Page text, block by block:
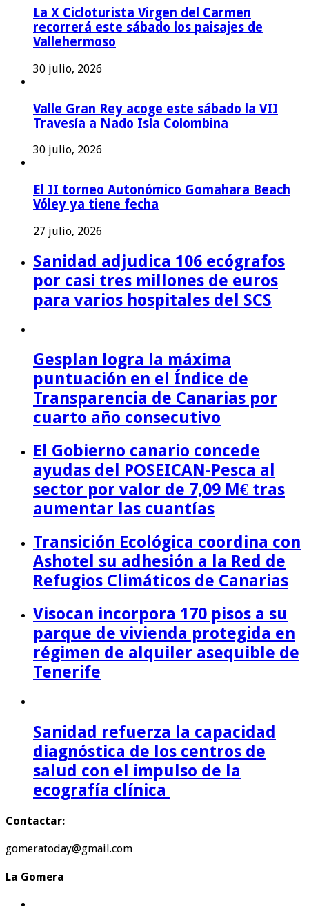
La X Cicloturista Virgen del Carmen
recorrerá este sábado los paisajes de
Vallehermoso
30 julio, 2026
Valle Gran Rey acoge este sábado la VII
Travesía a Nado Isla Colombina
30 julio, 2026
El II torneo Autonómico Gomahara Beach
Vóley ya tiene fecha
27 julio, 2026
Sanidad adjudica 106 ecógrafos
por casi tres millones de euros
para varios hospitales del SCS
Gesplan logra la máxima
puntuación en el Índice de
Transparencia de Canarias por
cuarto año consecutivo
El Gobierno canario concede
ayudas del POSEICAN-Pesca al
sector por valor de 7,09 M€ tras
aumentar las cuantías
Transición Ecológica coordina con
Ashotel su adhesión a la Red de
Refugios Climáticos de Canarias
Visocan incorpora 170 pisos a su
parque de vivienda protegida en
régimen de alquiler asequible de
Tenerife
Sanidad refuerza la capacidad
diagnóstica de los centros de
salud con el impulso de la
ecografía clínica
Contactar:
gomeratoday@gmail.com
La Gomera